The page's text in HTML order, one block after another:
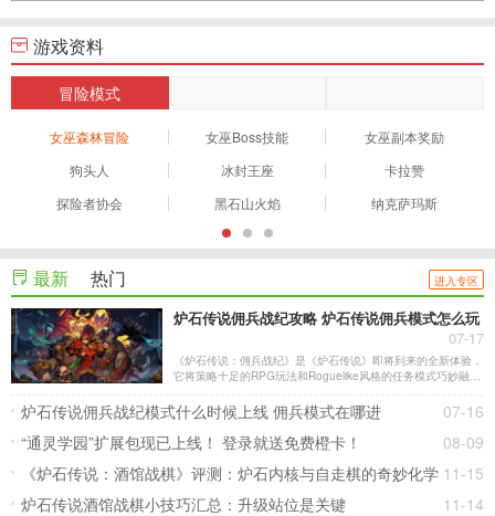
游戏资料
冒险模式
女巫森林冒险 女巫Boss技能
女巫副本奖励
狗头人
冰封王座
卡拉赞
探险者协会
黑石山火焰 纳克萨玛斯
最新 热门 进入专区
炉石传说佣兵战纪攻略 炉石传说佣兵模式怎么玩
07-17
《炉石传说：佣兵战纪》是《炉石传说》即将到来的全新体验，
它将策略十足的RPG玩法和Roguelike风格的任务模式巧妙融
用希尔瓦娜斯·风行者和炎魔之王拉格纳罗斯(以及一些新面孔)这
样的人气角色组建佣兵收藏。
07-16
炉石传说佣兵战纪模式什么时候上线 佣兵模式在哪进
08-09
“通灵学园”扩展包现已上线！ 登录就送免费橙卡！
11-15
《炉石传说：酒馆战棋》评测：炉石内核与自走棋的奇妙化学
反应
11-14
炉石传说酒馆战棋小技巧汇总：升级站位是关键